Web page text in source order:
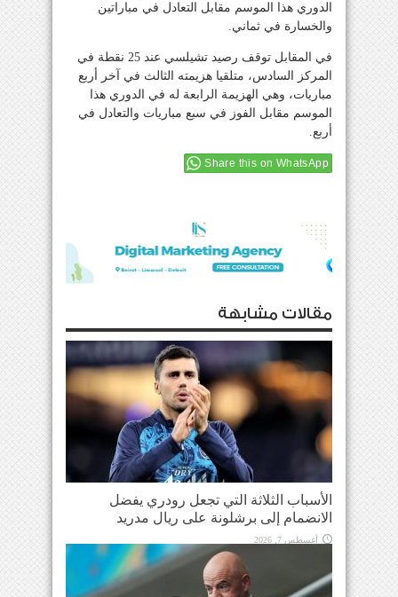
الدوري هذا الموسم مقابل التعادل في مباراتين
والخسارة في ثماني.
في المقابل توقف رصيد تشيلسي عند 25 نقطة في
المركز السادس، متلقيا هزيمته الثالث في آخر أربع
مباريات، وهي الهزيمة الرابعة له في الدوري هذا
الموسم مقابل الفوز في سبع مباريات والتعادل في
أربع.
Share this on WhatsApp
مقالات مشابهة
الأسباب الثلاثة التي تجعل رودري يفضل
الانضمام إلى برشلونة على ريال مدريد
أغسطس 7, 2026